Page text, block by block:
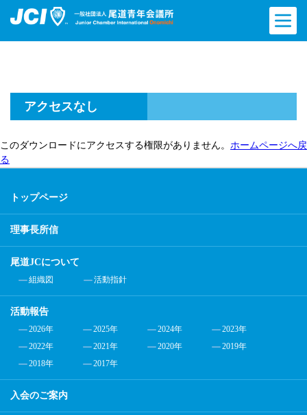
アクセスなし
このダウンロードにアクセスする権限がありません。 ホームページへ戻
る
トップページ
理事長所信
尾道JCについて
組織図 活動指針
活動報告
2026年 2025年 2024年
2023年
2022年
2021年 2020年
2019年
2018年
2017年
入会のご案内